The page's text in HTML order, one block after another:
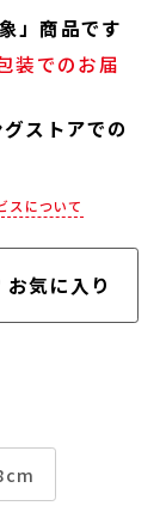
」商品です
おりませ
ただけるギ
ルフラッ
要な場合
装でのお届
ストアでの
電話にて
スについて
お気に入り